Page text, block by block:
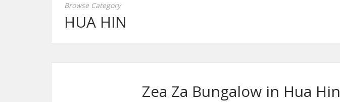
Browse Category
HUA HIN
Zea Za Bungalow in Hua Hin